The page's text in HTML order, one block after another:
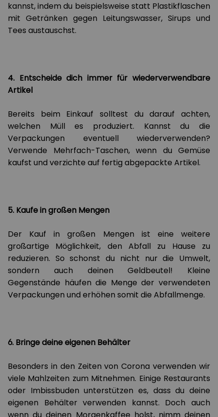
kannst, indem du beispielsweise statt Plastikflaschen
mit Getränken gegen Leitungswasser, Sirups und
Tees austauschst.
4. Entscheide dich immer für wiederverwendbare
Artikel
Bereits beim Einkauf solltest du darauf achten,
welchen Müll es produziert. Kannst du die
Verpackungen eventuell wiederverwenden?
Verwende Mehrfach-Taschen, wenn du Gemüse
kaufst und verzichte auf fertig abgepackte Artikel.
5. Kaufe in großen Mengen
Der Kauf in großen Mengen ist eine weitere
großartige Möglichkeit, den Abfall zu Hause zu
reduzieren. So schonst du nicht nur die Umwelt,
sondern auch deinen Geldbeutel! Kleine
Gegenstände häufen die Menge der verwendeten
Verpackungen und erhöhen somit die Abfallmenge.
6. Bringe deine eigenen Behälter
Besonders in den Zeiten von Corona verwenden wir
viele Mahlzeiten zum Mitnehmen. Einige Restaurants
oder Imbissbuden unterstützen es, dass du deine
eigenen Behälter verwenden kannst. Doch auch